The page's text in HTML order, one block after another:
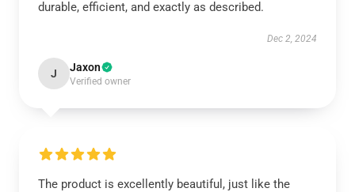
durable, efficient, and exactly as described.
Dec 2, 2024
J Jaxon
Verified owner
The product is excellently beautiful, just like the